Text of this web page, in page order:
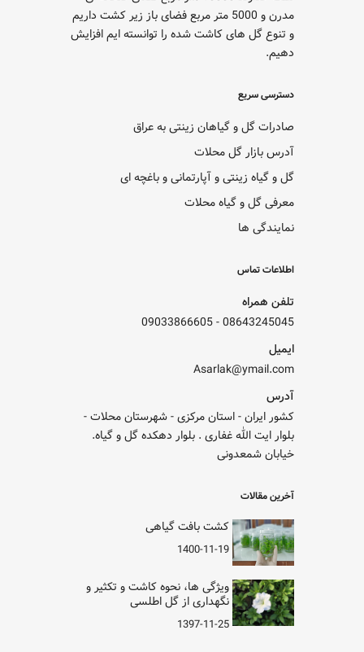
مدرن و 5000 متر مربع فضای باز زیر کشت داریم
و تنوع گل های کاشت شده را توانسته ایم افزایش
دهیم.
دسترسی سریع
صادرات گل و گیاهان زینتی به عراق
آدرس بازار گل محلات
گل و گیاه زینتی و آپارتمانی و باغچه ای
معرفی گل و گیاه محلات
نمایندگی ها
اطلاعات تماس
تلفن همراه
08643245045
-
09033866605
ایمیل
Asarlak@ymail.com
آدرس
کشور ایران - استان مرکزی - شهرستان محلات -
بلوار ایت الله غفاری . بلوار دهکده گل و گیاه.
خیابان شمعدونی
آخرین مقالات
کشت بافت گیاهی
1400-11-19
ویژگی ها، نحوه کاشت و تکثیر و
نگهداری از گل اطلسی
1397-11-25